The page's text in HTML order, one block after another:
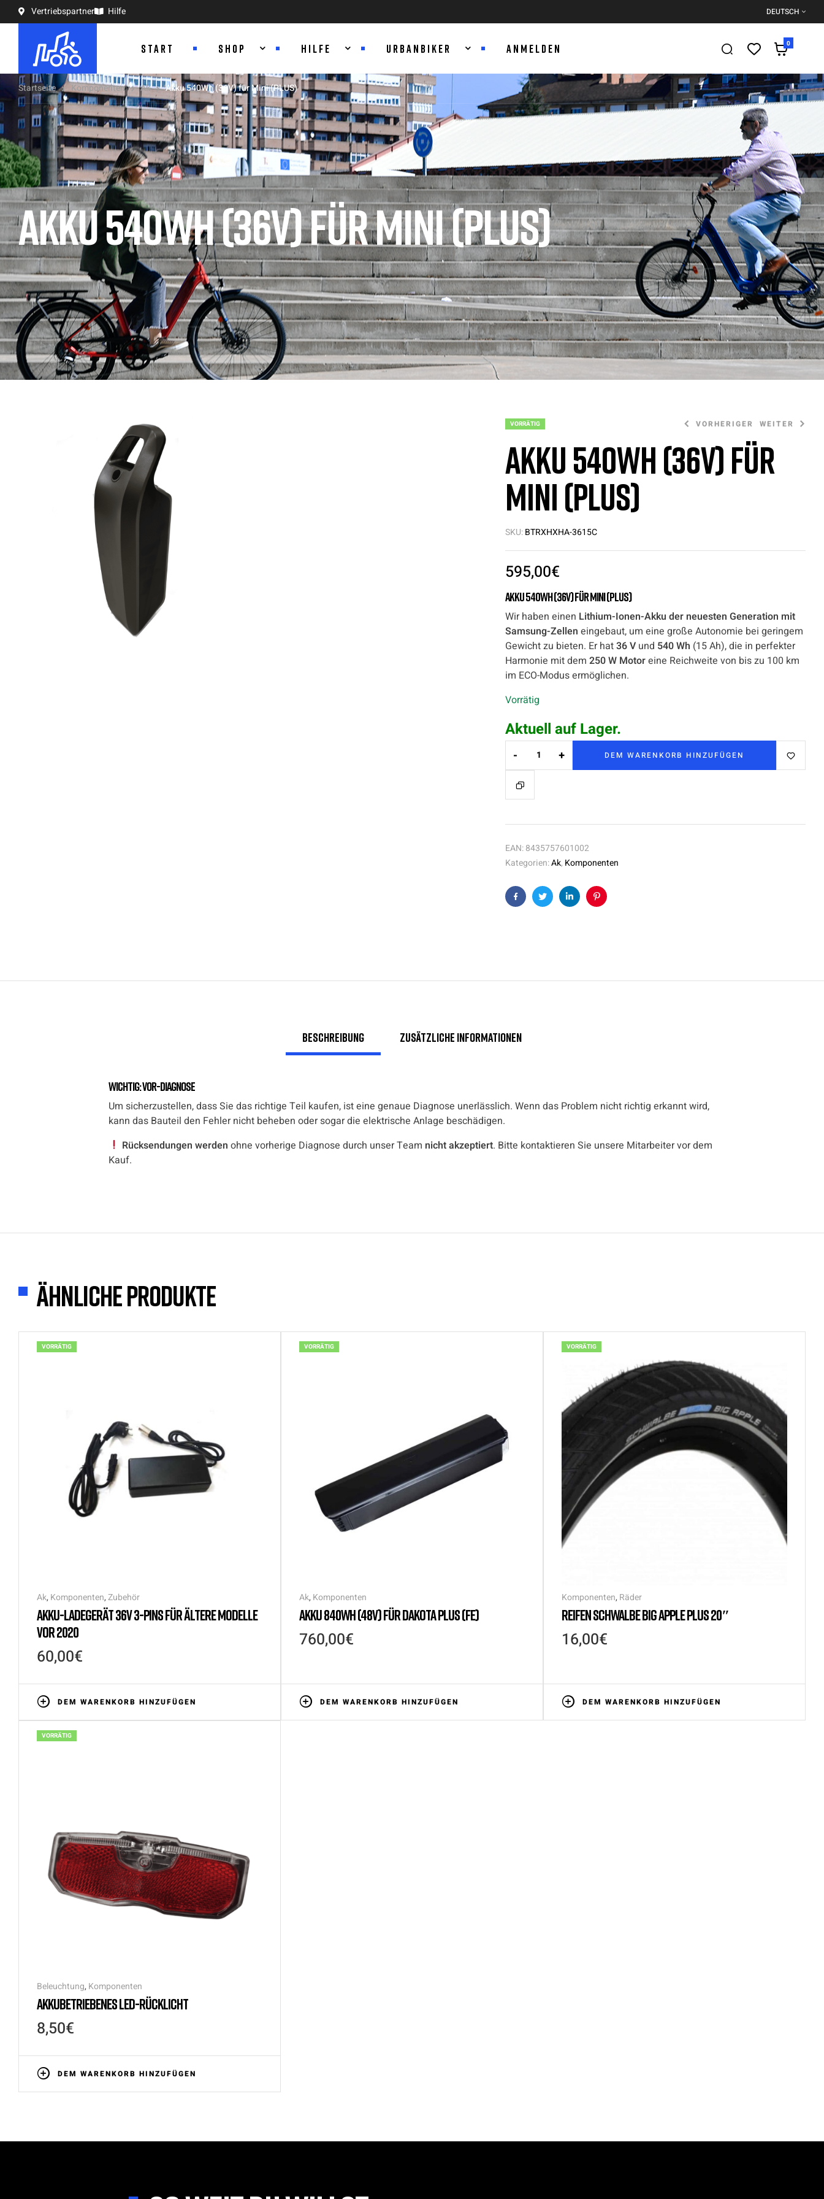
Vertriebspartner Hilfe DEUTSCH
START SHOP HILFE URBANBIKER ANMELDEN 0
AKKU 540WH (36V) FÜR MINI (PLUS)
Startseite Komponenten Ak Akku 540Wh (36V) für Mini (PLUS)
VORRÄTIG VORHERIGER WEITER
Akku 540Wh (36V) für
Mini (PLUS)
SKU:BTRXHXHA-3615C
595,00€
Akku540Wh (36V) fürMini (PLUS)
Wir haben einen Lithium-Ionen-Akku der neuesten Generation mit
Samsung-Zellen eingebaut, um eine große Autonomie bei geringem
Gewicht zu bieten. Er hat36 V und 540 Wh (15 Ah), die in perfekter
Harmonie mit dem 250 W Motoreine Reichweite von bis zu 100 km
im ECO-Modus ermöglichen.
Vorrätig
Aktuell auf Lager.
- + DEM WARENKORB HINZUFÜGEN
EAN:8435757601002
Kategorien:Ak, Komponenten
FacebookTwitterLinkedinPinterest
Beschreibung Zusätzliche Informationen
Wichtig: Vor-Diagnose
Um sicherzustellen, dass Sie das richtige Teil kaufen, ist eine genaue Diagnose unerlässlich. Wenn das Problem nicht richtig erkannt wird,
kann das Bauteil den Fehler nicht beheben oder sogar die elektrische Anlage beschädigen.
Rücksendungen werden ohne vorherige Diagnose durch unser Team nicht akzeptiert. Bitte kontaktieren Sie unsere Mitarbeiter vor dem
Kauf.
Ähnliche Produkte
VORRÄTIG
Ak, Komponenten,Zubehör
AKKU-LADEGERÄT 36V 3-PINS FÜR ÄLTERE MODELLE
VOR 2020
60,00€
DEM WARENKORB HINZUFÜGEN
VORRÄTIG
Ak, Komponenten
AKKU 840WH (48V) FÜR DAKOTA PLUS (FE)
760,00€
DEM WARENKORB HINZUFÜGEN
VORRÄTIG
Komponenten, Räder
REIFEN SCHWALBE BIG APPLE PLUS 20″
16,00€
DEM WARENKORB HINZUFÜGEN
VORRÄTIG
Beleuchtung, Komponenten
AKKUBETRIEBENES LED-RÜCKLICHT
8,50€
DEM WARENKORB HINZUFÜGEN